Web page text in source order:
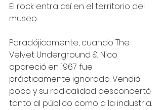
El rock entra así en el territorio del
museo.
Paradójicamente, cuando The
Velvet Underground & Nico
apareció en 1967 fue
prácticamente ignorado. Vendió
poco y su radicalidad desconcertó
tanto al público como a la industria.